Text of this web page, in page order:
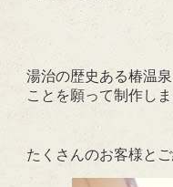
湯治の歴史ある椿温
ことを願って制作しま
たくさんのお客様と